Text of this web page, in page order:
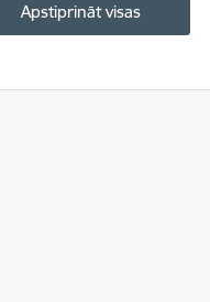
Apstiprināt visas